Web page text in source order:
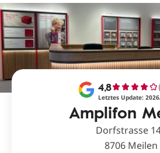
Amplifon
4,8
Letztes Update:
Dorfstrasse
8706 Meilen